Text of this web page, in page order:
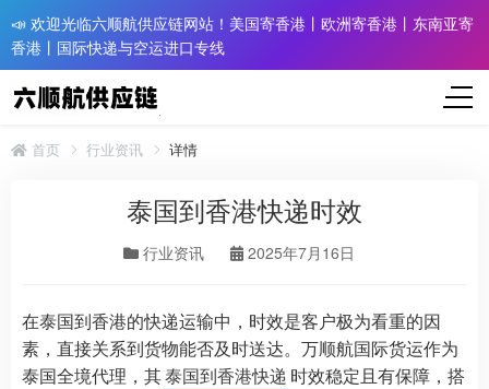
📣 欢迎光临六顺航供应链网站！美国寄香港丨欧洲寄香港丨东南亚寄
香港丨国际快递与空运进口专线
首页 行业资讯 详情
泰国到香港快递时效
行业资讯 2025年7月16日
在泰国到香港的快递运输中，时效是客户极为看重的因
素，直接关系到货物能否及时送达。万顺航国际货运作为
泰国全境代理，其泰国到香港快递 时效稳定且有保障，搭